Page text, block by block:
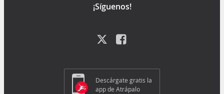
¡Síguenos!
Descárgate gratis la
app de Atrápalo